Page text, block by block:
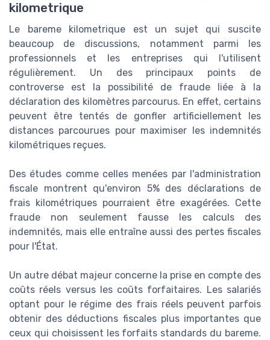
kilometrique
Le bareme kilometrique est un sujet qui suscite
beaucoup de discussions, notamment parmi les
professionnels et les entreprises qui l'utilisent
régulièrement. Un des principaux points de
controverse est la possibilité de fraude liée à la
déclaration des kilomètres parcourus. En effet, certains
peuvent être tentés de gonfler artificiellement les
distances parcourues pour maximiser les indemnités
kilométriques reçues.
Des études comme celles menées par l'administration
fiscale montrent qu'environ 5% des déclarations de
frais kilométriques pourraient être exagérées. Cette
fraude non seulement fausse les calculs des
indemnités, mais elle entraîne aussi des pertes fiscales
pour l'État.
Un autre débat majeur concerne la prise en compte des
coûts réels versus les coûts forfaitaires. Les salariés
optant pour le régime des frais réels peuvent parfois
obtenir des déductions fiscales plus importantes que
ceux qui choisissent les forfaits standards du bareme.